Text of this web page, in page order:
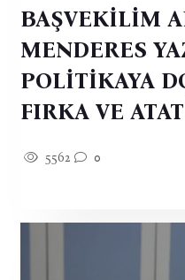
BAŞVEKİLİM
MENDERES
POLİTİKAYA
FIRKA VE
5562 0